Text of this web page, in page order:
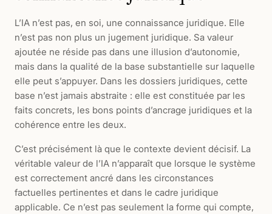
L’IA n’est pas, en soi, une connaissance juridique. Elle
n’est pas non plus un jugement juridique. Sa valeur
ajoutée ne réside pas dans une illusion d’autonomie,
mais dans la qualité de la base substantielle sur laquelle
elle peut s’appuyer. Dans les dossiers juridiques, cette
base n’est jamais abstraite : elle est constituée par les
faits concrets, les bons points d’ancrage juridiques et la
cohérence entre les deux.
C’est précisément là que le contexte devient décisif. La
véritable valeur de l’IA n’apparaît que lorsque le système
est correctement ancré dans les circonstances
factuelles pertinentes et dans le cadre juridique
applicable. Ce n’est pas seulement la forme qui compte,